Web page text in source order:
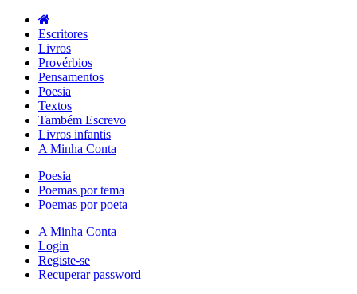
Escritores
Livros
Provérbios
Pensamentos
Poesia
Textos
Também Escrevo
Livros infantis
A Minha Conta
Poesia
Poemas por tema
Poemas por poeta
A Minha Conta
Login
Registe-se
Recuperar password